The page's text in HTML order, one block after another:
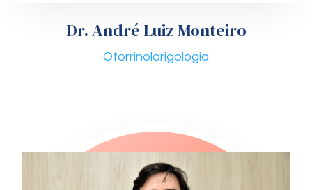
Dr. André Luiz Monteiro
Otorrinolarigologia